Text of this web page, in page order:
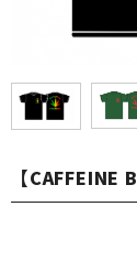
【CAFFEINE